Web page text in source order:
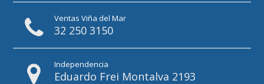
Ventas Viña del Mar
32 250 3150
Independencia
Eduardo Frei Montalva 2193